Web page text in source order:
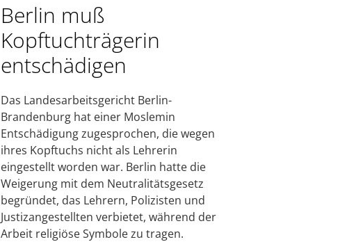
Berlin muß
Kopftuchträgerin
entschädigen
Das Landesarbeitsgericht Berlin-
Brandenburg hat einer Moslemin
Entschädigung zugesprochen, die wegen
ihres Kopftuchs nicht als Lehrerin
eingestellt worden war. Berlin hatte die
Weigerung mit dem Neutralitätsgesetz
begründet, das Lehrern, Polizisten und
Justizangestellten verbietet, während der
Arbeit religiöse Symbole zu tragen.